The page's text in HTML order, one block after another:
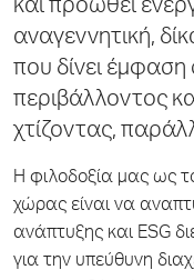
και προωθεί
αναγεννητική,
που δίνει
περιβάλλοντος
χτίζοντας,
Η φιλοδοξία μας ως
χώρας είναι να
ανάπτυξης και ESG
για την υπεύθυνη